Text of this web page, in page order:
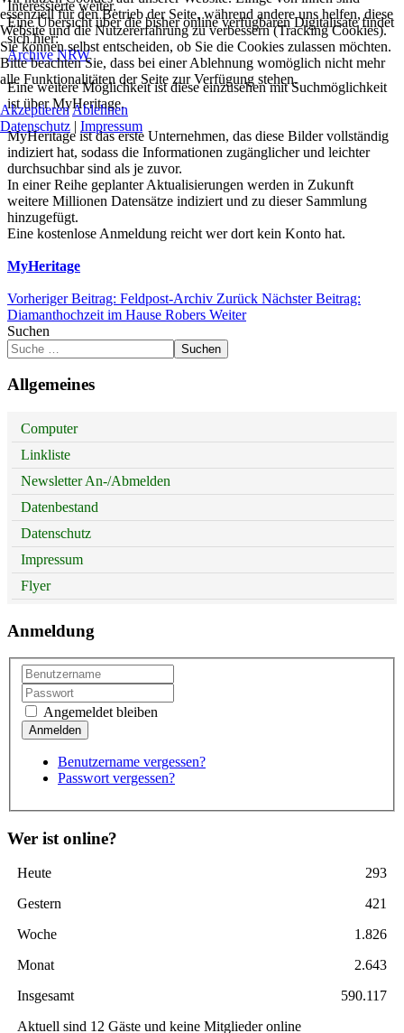
Interessierte weiter.
Eine Übersicht über die bisher online verfügbaren Digitalisate findet
sich hier:
Archive NRW
Eine weitere Möglichkeit ist diese einzusehen mit Suchmöglichkeit
ist über MyHeritage.
MyHeritage ist das erste Unternehmen, das diese Bilder vollständig
indiziert hat, sodass die Informationen zugänglicher und leichter
durchsuchbar sind als je zuvor.
In einer Reihe geplanter Aktualisierungen werden in Zukunft
weitere Millionen Datensätze indiziert und zu dieser Sammlung
hinzugefügt.
Eine kostenlose Anmeldung reicht wer dort kein Konto hat.
MyHeritage
Vorheriger Beitrag: Feldpost-Archiv Zurück Nächster Beitrag:
Diamanthochzeit im Hause Robers Weiter
Suchen
Suchen
Allgemeines
Computer
Linkliste
Newsletter An-/Abmelden
Datenbestand
Datenschutz
Impressum
Flyer
Anmeldung
Angemeldet bleiben
Benutzername vergessen?
Passwort vergessen?
Wer ist online?
Heute
293
Gestern
421
Woche
1.826
Monat
2.643
Insgesamt
590.117
Aktuell sind 12 Gäste und keine Mitglieder online
essenziell für den Betrieb der Seite, während andere uns helfen, diese
Website und die Nutzererfahrung zu verbessern (Tracking Cookies).
Sie können selbst entscheiden, ob Sie die Cookies zulassen möchten.
Bitte beachten Sie, dass bei einer Ablehnung womöglich nicht mehr
alle Funktionalitäten der Seite zur Verfügung stehen.
AkzeptierenAblehnen
Datenschutz | Impressum